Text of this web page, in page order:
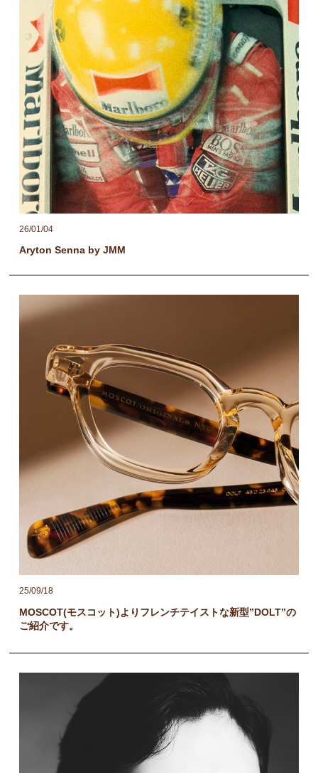
26/01/04
Aryton Senna by JMM
25/09/18
MOSCOT(モスコット)よりフレンチテイストな新型”DOLT”の
ご紹介です。